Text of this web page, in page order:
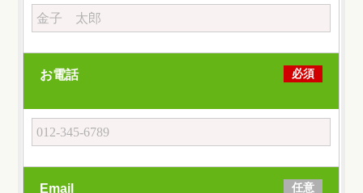
お電話 必須
Email 任意